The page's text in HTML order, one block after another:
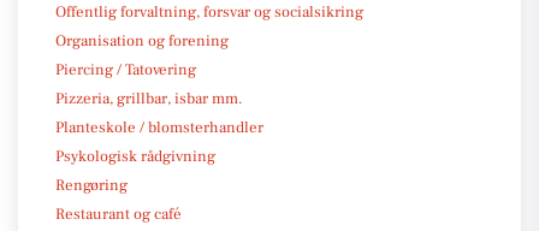
Offentlig forvaltning, forsvar og socialsikring
Organisation og forening
Piercing / Tatovering
Pizzeria, grillbar, isbar mm.
Planteskole / blomsterhandler
Psykologisk rådgivning
Rengøring
Restaurant og café